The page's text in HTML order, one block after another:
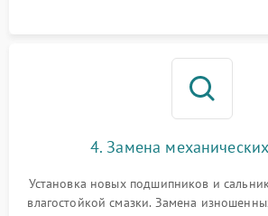
4. Замена
Установка новых подшипников и
влагостойкой смазки. Замена